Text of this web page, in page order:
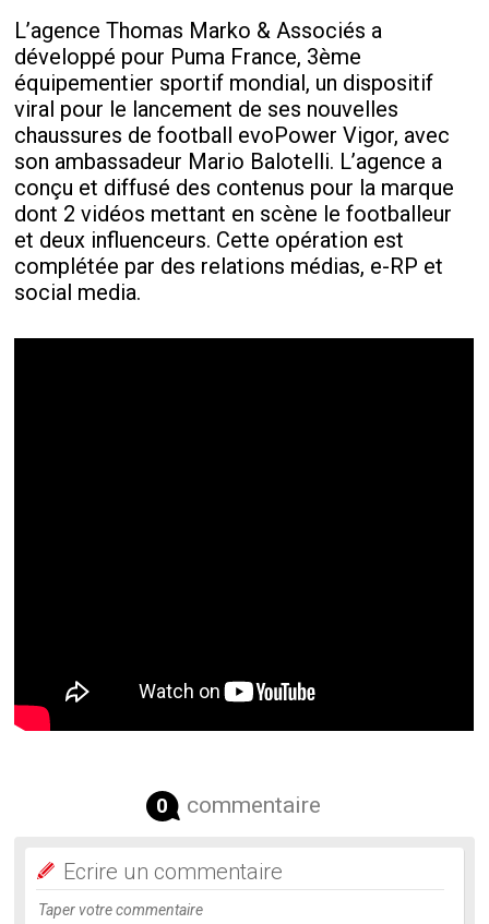
L’agence Thomas Marko & Associés a
développé pour Puma France, 3ème
équipementier sportif mondial, un dispositif
viral pour le lancement de ses nouvelles
chaussures de football evoPower Vigor, avec
son ambassadeur Mario Balotelli. L’agence a
conçu et diffusé des contenus pour la marque
dont 2 vidéos mettant en scène le footballeur
et deux influenceurs. Cette opération est
complétée par des relations médias, e-RP et
social media.
0 commentaire
Ecrire un commentaire